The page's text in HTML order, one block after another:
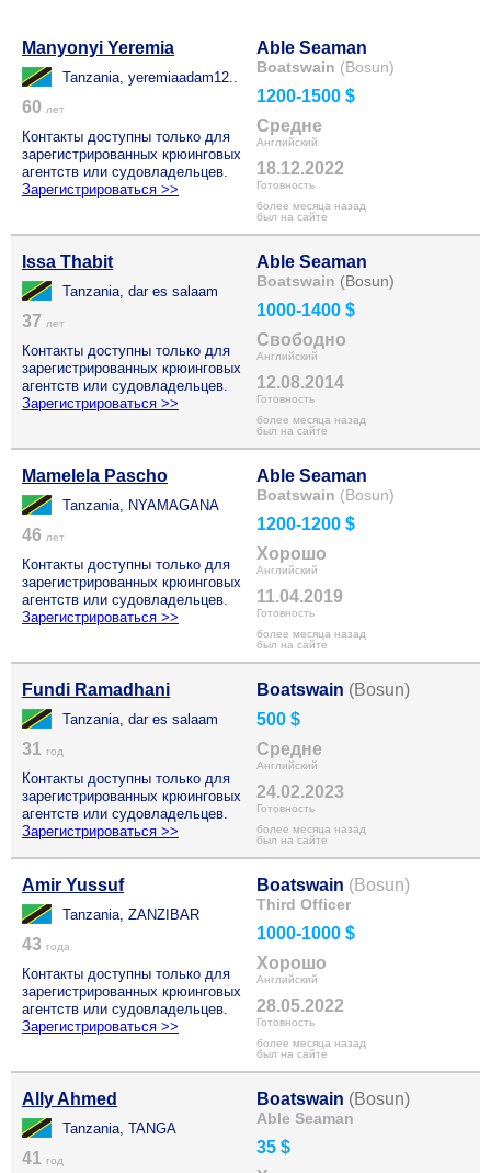
Manyonyi Yeremia
Tanzania, yeremiaadam12..
60 лет
Контакты доступны только для
зарегистрированных крюинговых
агентств или судовладельцев.
Зарегистрироваться >>
Able Seaman
Boatswain (Bosun)
1200-1500 $
Средне
Английский
18.12.2022
Готовность
более месяца назад
был на сайте
Issa Thabit
Tanzania, dar es salaam
37 лет
Контакты доступны только для
зарегистрированных крюинговых
агентств или судовладельцев.
Зарегистрироваться >>
Able Seaman
Boatswain (Bosun)
1000-1400 $
Свободно
Английский
12.08.2014
Готовность
более месяца назад
был на сайте
Mamelela Pascho
Tanzania, NYAMAGANA
46 лет
Контакты доступны только для
зарегистрированных крюинговых
агентств или судовладельцев.
Зарегистрироваться >>
Able Seaman
Boatswain (Bosun)
1200-1200 $
Хорошо
Английский
11.04.2019
Готовность
более месяца назад
был на сайте
Fundi Ramadhani
Tanzania, dar es salaam
31 год
Контакты доступны только для
зарегистрированных крюинговых
агентств или судовладельцев.
Зарегистрироваться >>
Boatswain (Bosun)
500 $
Средне
Английский
24.02.2023
Готовность
более месяца назад
был на сайте
Amir Yussuf
Tanzania, ZANZIBAR
43 года
Контакты доступны только для
зарегистрированных крюинговых
агентств или судовладельцев.
Зарегистрироваться >>
Boatswain (Bosun)
Third Officer
1000-1000 $
Хорошо
Английский
28.05.2022
Готовность
более месяца назад
был на сайте
Ally Ahmed
Tanzania, TANGA
41 год
Boatswain (Bosun)
Able Seaman
35 $